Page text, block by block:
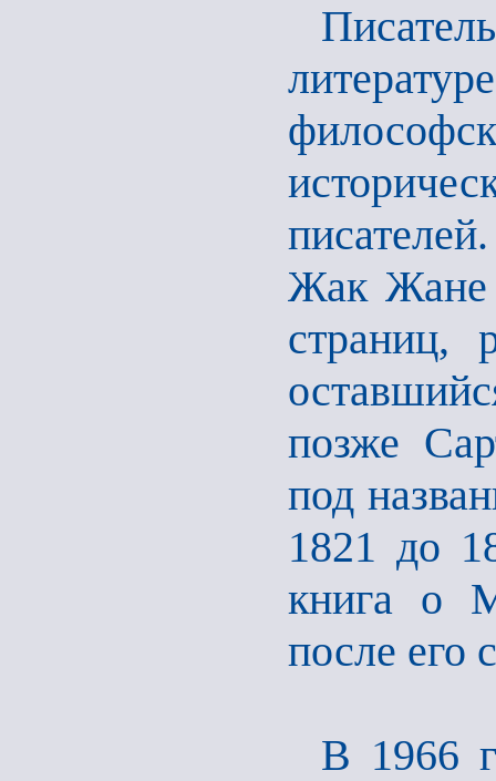
Жак Жане
страниц,
позже
под
1821 до
книга о
после его
В 1966